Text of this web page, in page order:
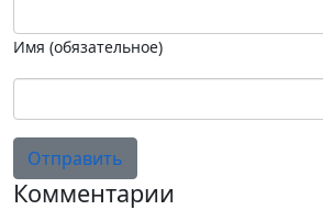
Имя (обязательное)
Отправить
Комментарии